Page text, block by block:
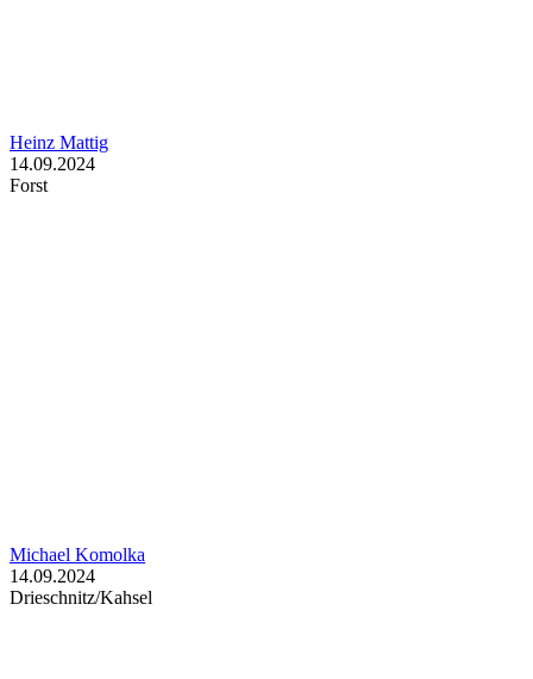
Heinz Mattig
14.09.2024
Forst
Michael Komolka
14.09.2024
Drieschnitz/Kahsel